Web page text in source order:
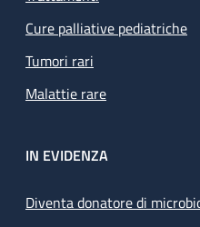
Cure palliative pediatriche
Tumori rari
Malattie rare
IN EVIDENZA
Diventa donatore di